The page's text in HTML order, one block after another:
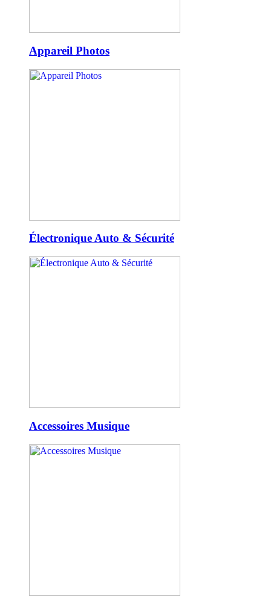
Appareil Photos
Électronique Auto & Sécurité
Accessoires Musique